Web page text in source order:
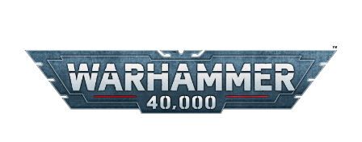
Puzzle 350 piese
Puzzle 275 piese
Puzzle 550 piese